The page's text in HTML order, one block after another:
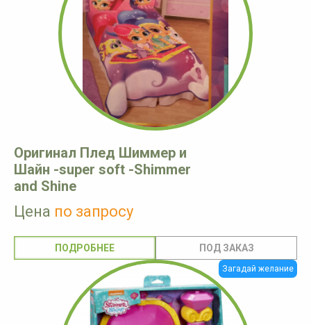
Оригинал Плед Шиммер и
Шайн -super soft -Shimmer
and Shine
Цена по запросу
ПОДРОБНЕЕ
Загадай желание